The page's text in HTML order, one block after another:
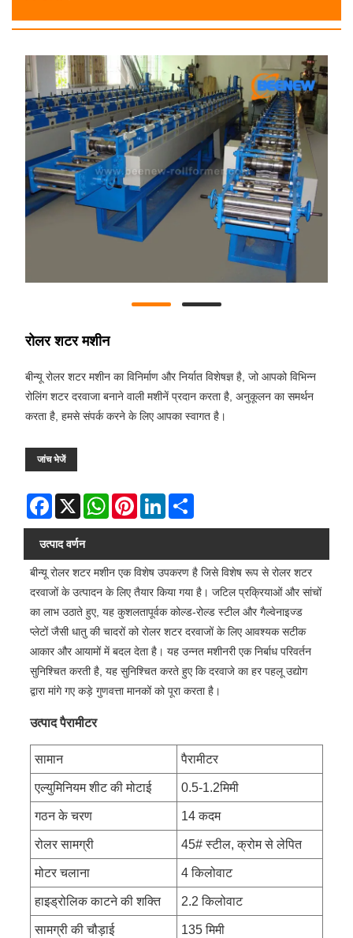
रोलर शटर मशीन
बीन्यू रोलर शटर मशीन का विनिर्माण और निर्यात विशेषज्ञ है, जो आपको विभिन्न
रोलिंग शटर दरवाजा बनाने वाली मशीनें प्रदान करता है, अनुकूलन का समर्थन
करता है, हमसे संपर्क करने के लिए आपका स्वागत है।
जांच भेजें
Facebook
X WhatsAppPinterestLinkedIn
उत्पाद वर्णन
बीन्यू रोलर शटर मशीन एक विशेष उपकरण है जिसे विशेष रूप से रोलर शटर
दरवाजों के उत्पादन के लिए तैयार किया गया है। जटिल प्रक्रियाओं और सांचों
का लाभ उठाते हुए, यह कुशलतापूर्वक कोल्ड-रोल्ड स्टील और गैल्वेनाइज्ड
प्लेटों जैसी धातु की चादरों को रोलर शटर दरवाजों के लिए आवश्यक सटीक
आकार और आयामों में बदल देता है। यह उन्नत मशीनरी एक निर्बाध परिवर्तन
सुनिश्चित करती है, यह सुनिश्चित करते हुए कि दरवाजे का हर पहलू उद्योग
द्वारा मांगे गए कड़े गुणवत्ता मानकों को पूरा करता है।
उत्पाद पैरामीटर
सामान पैरामीटर
एल्युमिनियम शीट की मोटाई 0.5-1.2मिमी
गठन के चरण 14 कदम
रोलर सामग्री 45# स्टील, क्रोम से लेपित
मोटर चलाना 4 किलोवाट
हाइड्रोलिक काटने की शक्ति 2.2 किलोवाट
सामग्री की चौड़ाई 135 मिमी